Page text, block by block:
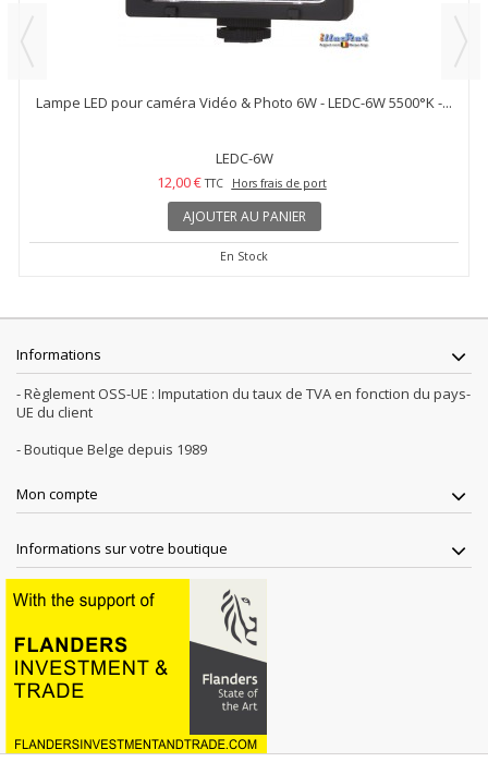
Lampe LED pour caméra Vidéo & Photo 6W - LEDC-6W 5500°K -...
LEDC-6W
12,00 € TTC Hors frais de port
AJOUTER AU PANIER
En Stock
Informations
- Règlement OSS-UE : Imputation du taux de TVA en fonction du pays-
UE du client
- Boutique Belge depuis 1989
Mon compte
Informations sur votre boutique